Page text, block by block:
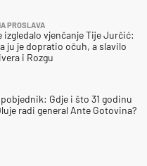
PROSLAVA
izgledalo vjenčanje Tije Jurčić:
ju je dopratio očuh, a slavilo
i Rozgu
pobjednik: Gdje i što 31 godinu
radi general Ante Gotovina?